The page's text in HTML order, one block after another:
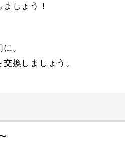
しょう！
。
換しましょう。